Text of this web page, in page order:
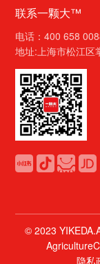
联系一颗大™
电话：400 658
地址:上海市松江区
© 2023
隐私